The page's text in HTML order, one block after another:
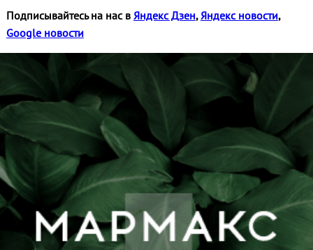
Подписывайтесь на нас в Яндекс Дзен, Яндекс новости,
Google новости